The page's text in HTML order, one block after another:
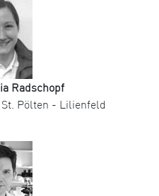
Radschopf
Pölten - Lilienfeld